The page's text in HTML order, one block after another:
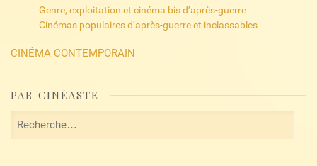
Genre, exploitation et cinéma bis d’après-guerre
Cinémas populaires d’après-guerre et inclassables
CINÉMA CONTEMPORAIN
PAR CINÉASTE
Rechercher :